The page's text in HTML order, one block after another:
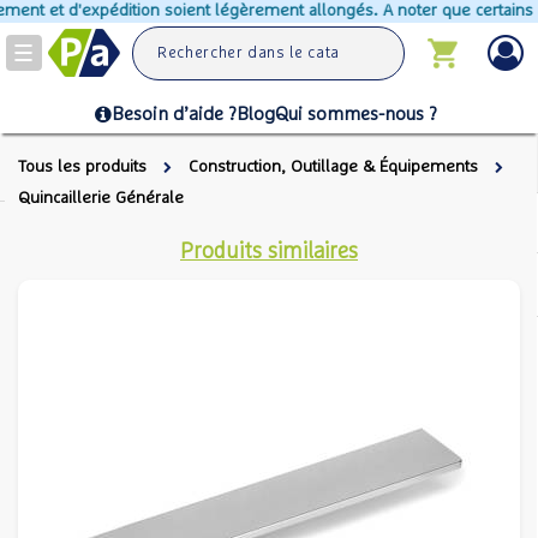
d'expédition soient légèrement allongés. A noter que certains
Toggle
navigation
Besoin d’aide ?BlogQui sommes-nous ?
Tous les produits
Construction, Outillage & Équipements
Quincaillerie Générale
Produits similaires